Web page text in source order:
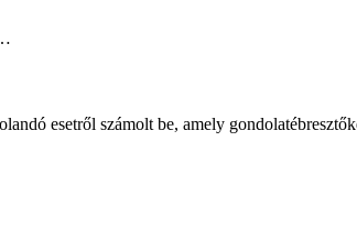
esetről számolt be, amely